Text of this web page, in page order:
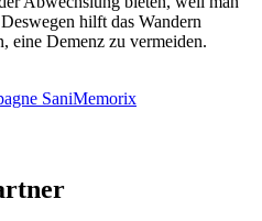
hilft das Wandern
eine Demenz zu vermeiden.
SaniMemorix